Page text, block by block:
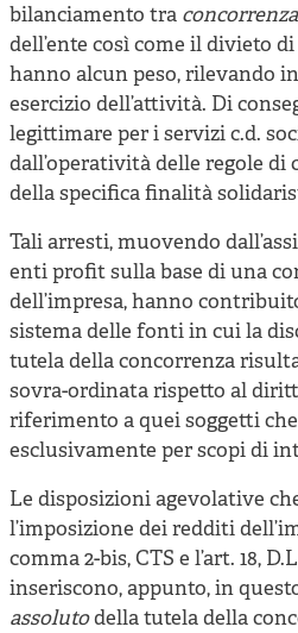
bilanciamento tra concorrenza
dell’ente così come il divieto
hanno alcun peso, rilevando
esercizio dell’attività. Di
legittimare per i servizi c.d.
dall’operatività delle regole di
della specifica finalità
Tali arresti, muovendo
enti profit sulla base di una
dell’impresa, hanno
sistema delle fonti in cui la
tutela della concorrenza
sovra-ordinata rispetto al
riferimento a quei soggetti
esclusivamente per scopi di
Le disposizioni agevolative
l’imposizione dei redditi
comma 2-bis, CTS e l’art. 18,
inseriscono, appunto, in
assolutodella tutela della